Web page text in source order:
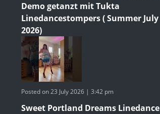
Demo getanzt mit Tukta
Linedancestompers ( Summer July
2026)
Posted on 23 July 2026 | 3:42 pm
Sweet Portland Dreams Linedance